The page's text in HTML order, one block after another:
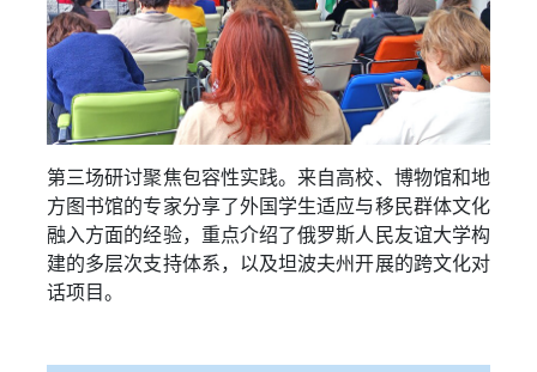
第三场研讨聚焦包容性实践。来自高校、博物馆和地
方图书馆的专家分享了外国学生适应与移民群体文化
融入方面的经验，重点介绍了俄罗斯人民友谊大学构
建的多层次支持体系，以及坦波夫州开展的跨文化对
话项目。